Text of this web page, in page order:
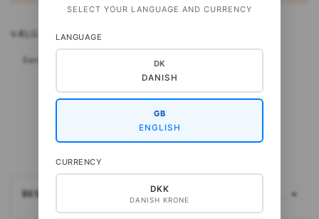
VÆLG SPROG - OPSKRIFTER:
Dansk Engelsk
BESKRIVELSE
SELECT YOUR LANGUAGE AND CURRENCY
LANGUAGE
DK
DANISH
GB
ENGLISH
CURRENCY
DKK
DANISH KRONE